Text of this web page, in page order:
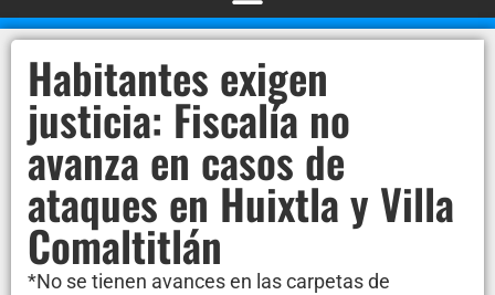
Habitantes exigen
justicia: Fiscalía no
avanza en casos de
ataques en Huixtla y Villa
Comaltitlán
*No se tienen avances en las carpetas de